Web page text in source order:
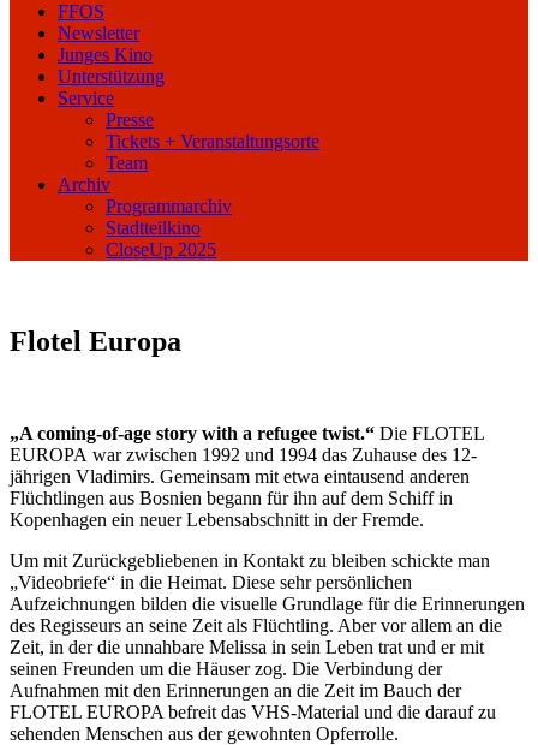
FFOS
Newsletter
Junges Kino
Unterstützung
Service
Presse
Tickets + Veranstaltungsorte
Team
Archiv
Programmarchiv
Stadtteilkino
CloseUp 2025
Flotel Europa
„A coming-of-age story with a refugee twist.“ Die FLOTEL
EUROPA war zwischen 1992 und 1994 das Zuhause des 12-
jährigen Vladimirs. Gemeinsam mit etwa eintausend anderen
Flüchtlingen aus Bosnien begann für ihn auf dem Schiff in
Kopenhagen ein neuer Lebensabschnitt in der Fremde.
Um mit Zurückgebliebenen in Kontakt zu bleiben schickte man
„Videobriefe“ in die Heimat. Diese sehr persönlichen
Aufzeichnungen bilden die visuelle Grundlage für die Erinnerungen
des Regisseurs an seine Zeit als Flüchtling. Aber vor allem an die
Zeit, in der die unnahbare Melissa in sein Leben trat und er mit
seinen Freunden um die Häuser zog. Die Verbindung der
Aufnahmen mit den Erinnerungen an die Zeit im Bauch der
FLOTEL EUROPA befreit das VHS-Material und die darauf zu
sehenden Menschen aus der gewohnten Opferrolle.